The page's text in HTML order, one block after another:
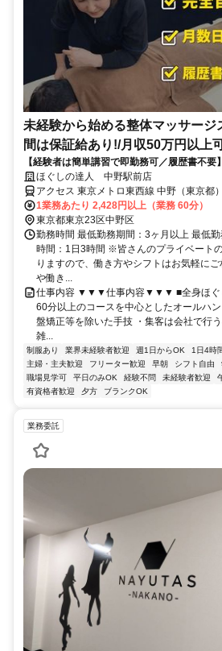
未経験から始める整体マッサージ
間は保証給あり!/月収50万円以上
【経験者は簡単講習で即勤務可／履歴書不
護、他の仕事をしながら自分に合った働き方
ほぐしの達人 中野駅前店
アクセス 東京メトロ東西線 中野（東京都
本線 中野（東京都）北口徒歩約4分、西武
師前南口徒歩約15分 中野駅北口徒歩2分
1業務あたり 2,428円以上（業務 60分）
東京都東京23区中野区
勤務時間 最低勤務期間：3ヶ月以上 最低
時間：1日3時間 ※皆さんのプライベート
りますので、働き方やシフトはお気軽に
や働き...
仕事内容 ▼▼▼仕事内容▼▼▼ ■全身ほぐ
60分以上のコースを中心としたオールハ
盤矯正等を除いた手技 ・集客は会社で行
雑...
制服あり 業界未経験者歓迎 週1日からOK 1日4時
主婦・主夫歓迎
フリーター歓迎 早朝 シフト自由
職場見学可
平日のみOK 経験不問 未経験者歓迎
有資格者歓迎
夕方 ブランクOK
業務委託